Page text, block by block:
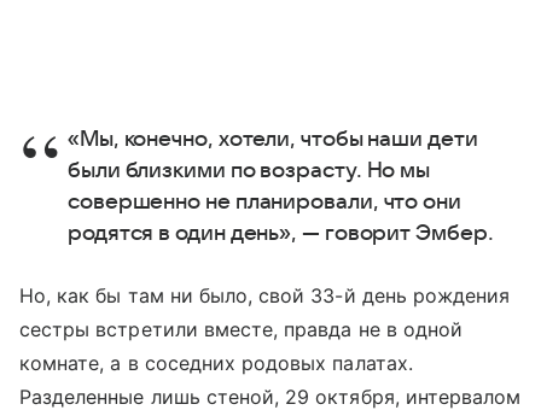
«Мы, конечно, хотели, чтобы наши дети
были близкими по возрасту. Но мы
совершенно не планировали, что они
родятся в один день», — говорит Эмбер.
Но, как бы там ни было, свой 33-й день рождения
сестры встретили вместе, правда не в одной
комнате, а в соседних родовых палатах.
Разделенные лишь стеной, 29 октября, интервалом